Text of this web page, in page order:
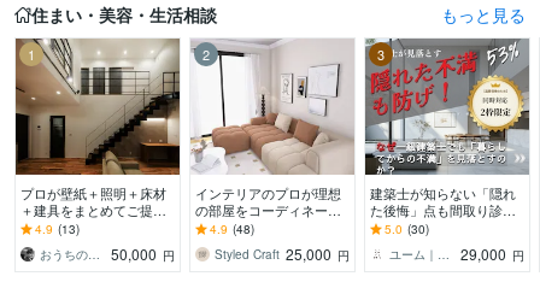
住まい・美容・生活相談 もっと見る
1
プロが壁紙＋照明＋床材
＋建具をまとめてご提案
します 一級建築士が床
材・壁紙・建具・照明選
びを品番・価格つきで提
案
4.9 (13)
50,000 円
2
インテリアのプロが理想
の部屋をコーディネート
します 現役インテリアコ
ーディネーターが3Dパー
ス付きで提案します
4.9 (48)
Styled Craft 25,000 円
3
建築士が知らない「隠れ
た後悔」点も間取り診断
します 施主が言えなかっ
目のプロが動画解説
5.0 (30)
29,000 円